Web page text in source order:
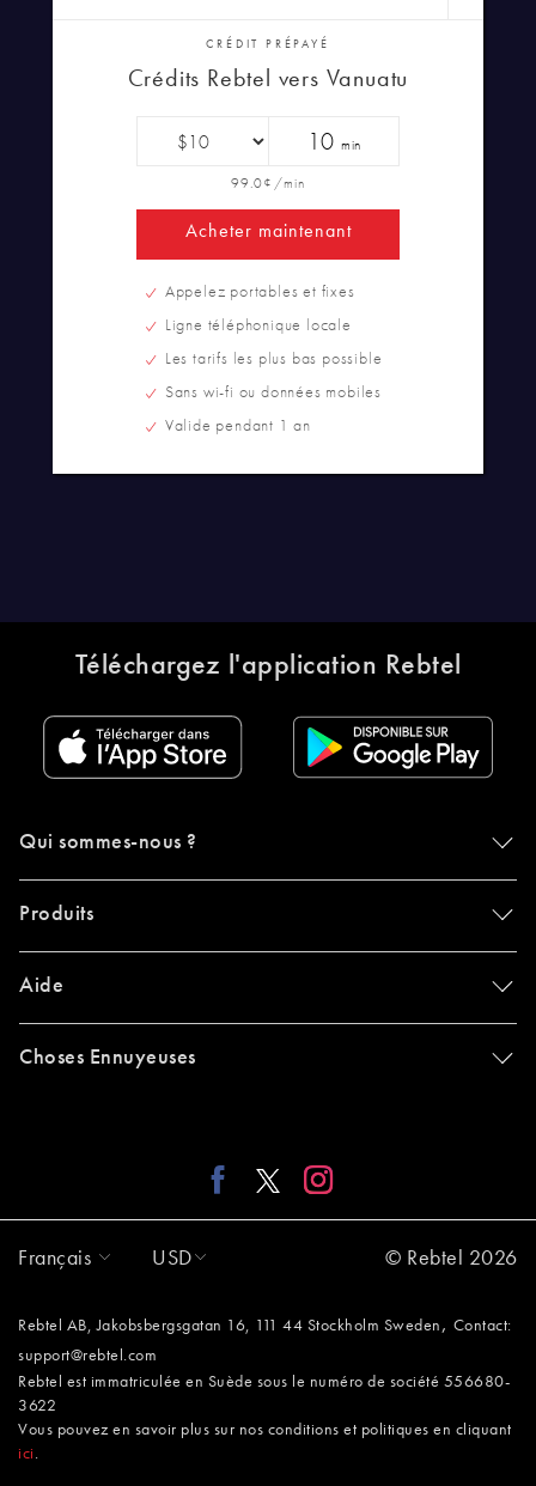
CRÉDIT PRÉPAYÉ
Crédits Rebtel vers Vanuatu
10 min
99.0¢/min
Acheter maintenant
Appelez portables et fixes
Ligne téléphonique locale
Les tarifs les plus bas possible
Sans wi-fi ou données mobiles
Valide pendant 1 an
Téléchargez l'application Rebtel
Qui sommes-nous ?
Produits
Aide
Choses Ennuyeuses
Français USD © Rebtel 2026
Rebtel AB, Jakobsbergsgatan 16, 111 44 Stockholm Sweden , Contact:
support@rebtel.com
Rebtel est immatriculée en Suède sous le numéro de société 556680-
3622
Vous pouvez en savoir plus sur nos conditions et politiques en cliquant
ici .